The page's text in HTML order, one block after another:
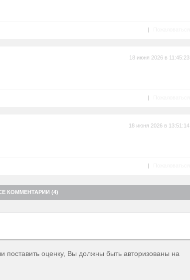
|
18 июня 2026 в 11:45:23
|
18 июня 2026 в 13:51:14
|
КОММЕНТАРИИ (4)
поставить оценку, Вы должны быть авторизованы на